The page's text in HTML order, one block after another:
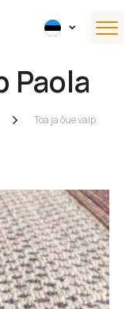
Paola
Toa ja õue vaip